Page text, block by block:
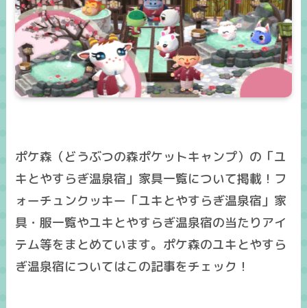
ポケ森（どうぶつの森ポケットキャンプ）の「ユ
キとやすらぎ温泉宿」家具一覧について掲載！フ
ォーチュンクッキー「ユキとやすらぎ温泉宿」家
具・服一覧やユキとやすらぎ温泉宿の当たりアイ
テム等をまとめています。ポケ森のユキとやすら
ぎ温泉宿についてはこの記事をチェック！